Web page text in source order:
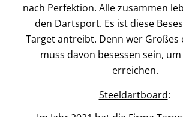
nach Perfektion. Alle zusammen
den Dartsport. Es ist diese
Target antreibt. Denn wer Großes
muss davon besessen sein,
erreichen.
Steeldartboard: